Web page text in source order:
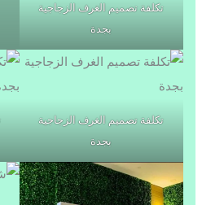
تكلفة تصميم الغرف الزجاجية
بجدة
تكلفة تصميم الغرف الزجاجية
بجدة